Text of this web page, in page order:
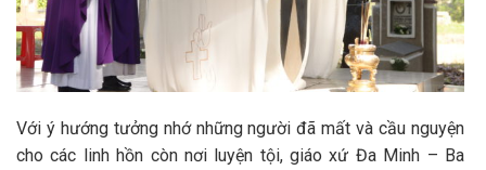
Với ý hướng tưởng nhớ những người đã mất và cầu nguyện
cho các linh hồn còn nơi luyện tội, giáo xứ Đa Minh – Ba